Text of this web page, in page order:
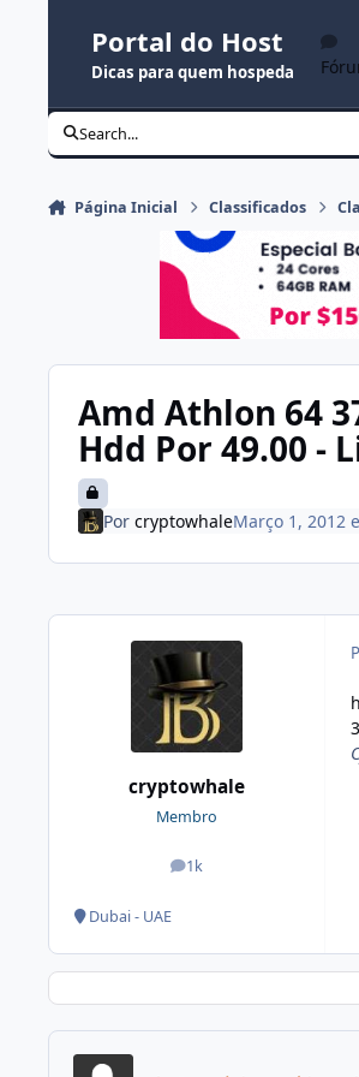
Portal do Host
Dicas para quem hospeda
Search...
Página Inicial Classificados
Amd Athlon 64
Hdd Por 49.00 -
Por cryptowhaleMarço 1, 2012
cryptowhale
Membro
1k
posts
Dubai - UAE